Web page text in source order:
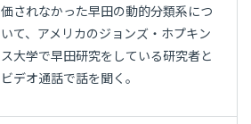
価されなかった早田の動的分類系につ
いて、アメリカのジョンズ・ホプキン
ス大学で早田研究をしている研究者と
ビデオ通話で話を聞く。